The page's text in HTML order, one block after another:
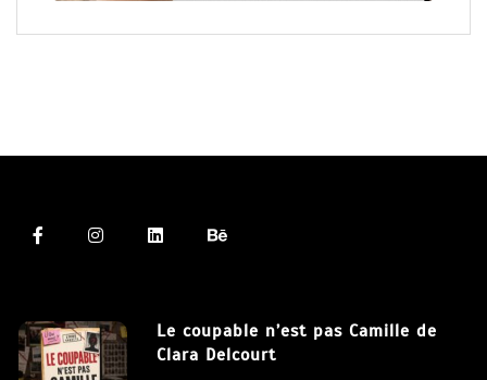
Le coupable n’est pas Camille de
Clara Delcourt